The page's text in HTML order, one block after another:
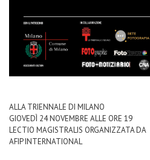
ALLA TRIENNALE DI MILANO
GIOVEDÌ 24 NOVEMBRE ALLE ORE 19
LECTIO MAGISTRALIS ORGANIZZATA DA
AFIP INTERNATIONAL